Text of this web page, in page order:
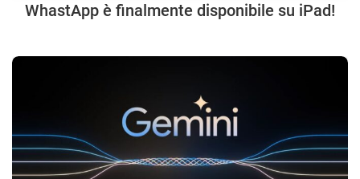
WhastApp è finalmente disponibile su iPad!